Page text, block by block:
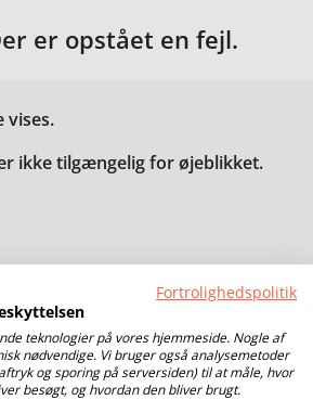
er opstået en fejl.
vises.
ikke tilgængelig for øjeblikket.
Fortrolighedspolitik
teknologier på vores hjemmeside. Nogle af
nødvendige. Vi bruger også analysemetoder
og sporing på serversiden) til at måle, hvor
besøgt, og hvordan den bliver brugt.